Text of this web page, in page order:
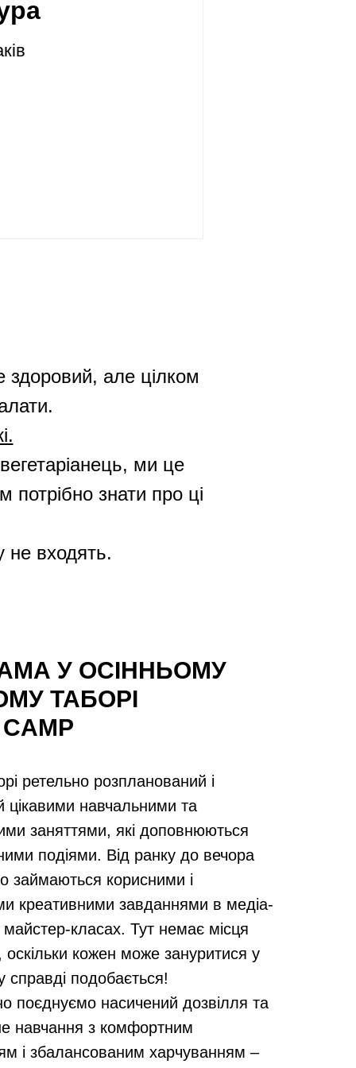
здоровий, але цілком
ми це
знати про ці
не входять.
У ОСІННЬОМУ
ТАБОРІ
ретельно розпланований і
цікавими навчальними та
заняттями, які доповнюються
подіями. Від ранку до вечора
займаються корисними і
креативними завданнями в медіа-
майстер-класах. Тут немає місця
оскільки кожен може зануритися у
подобається!
поєднуємо насичений дозвілля та
навчання з комфортним
і збалансованим харчуванням –